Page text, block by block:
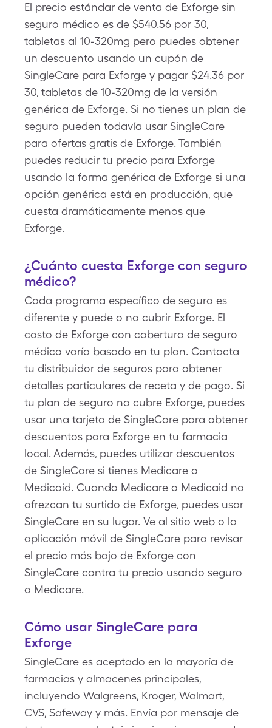
El precio estándar de venta de Exforge sin
seguro médico es de $540.56 por 30,
tabletas al 10-320mg pero puedes obtener
un descuento usando un cupón de
SingleCare para Exforge y pagar $24.36 por
30, tabletas de 10-320mg de la versión
genérica de Exforge. Si no tienes un plan de
seguro pueden todavía usar SingleCare
para ofertas gratis de Exforge. También
puedes reducir tu precio para Exforge
usando la forma genérica de Exforge si una
opción genérica está en producción, que
cuesta dramáticamente menos que
Exforge.
¿Cuánto cuesta Exforge con seguro
médico?
Cada programa específico de seguro es
diferente y puede o no cubrir Exforge. El
costo de Exforge con cobertura de seguro
médico varía basado en tu plan. Contacta
tu distribuidor de seguros para obtener
detalles particulares de receta y de pago. Si
tu plan de seguro no cubre Exforge, puedes
usar una tarjeta de SingleCare para obtener
descuentos para Exforge en tu farmacia
local. Además, puedes utilizar descuentos
de SingleCare si tienes Medicare o
Medicaid. Cuando Medicare o Medicaid no
ofrezcan tu surtido de Exforge, puedes usar
SingleCare en su lugar. Ve al sitio web o la
aplicación móvil de SingleCare para revisar
el precio más bajo de Exforge con
SingleCare contra tu precio usando seguro
o Medicare.
Cómo usar SingleCare para
Exforge
SingleCare es aceptado en la mayoría de
farmacias y almacenes principales,
incluyendo Walgreens, Kroger, Walmart,
CVS, Safeway y más. Envía por mensaje de